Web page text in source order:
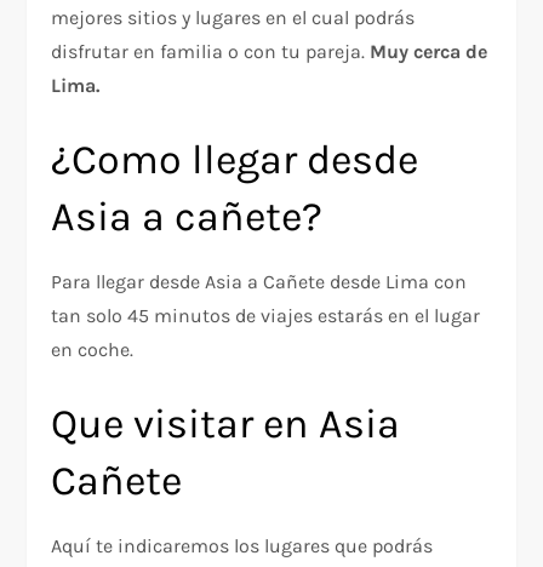
mejores sitios y lugares en el cual podrás
disfrutar en familia o con tu pareja. Muy cerca de
Lima.
¿Como llegar desde
Asia a cañete?
Para llegar desde Asia a Cañete desde Lima con
tan solo 45 minutos de viajes estarás en el lugar
en coche.
Que visitar en Asia
Cañete
Aquí te indicaremos los lugares que podrás